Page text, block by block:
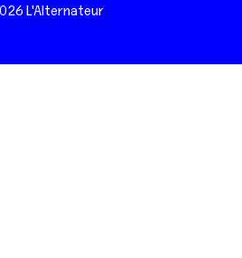
L'Alternateur